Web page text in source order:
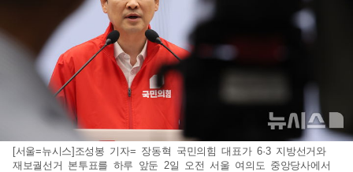
[서울=뉴시스]조성봉 기자= 장동혁 국민의힘 대표가 6·3 지방선거와
재보궐선거 본투표를 하루 앞둔 2일 오전 서울 여의도 중앙당사에서